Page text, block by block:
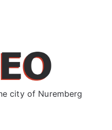
city of Nuremberg